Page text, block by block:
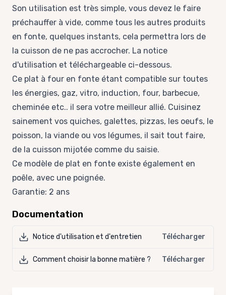
Son utilisation est très simple, vous devez le faire
préchauffer à vide, comme tous les autres produits
en fonte, quelques instants, cela permettra lors de
la cuisson de ne pas accrocher. La notice
d'utilisation et téléchargeable ci-dessous.
Ce plat à four en fonte étant compatible sur toutes
les énergies, gaz, vitro, induction, four, barbecue,
cheminée etc.. il sera votre meilleur allié. Cuisinez
sainement vos quiches, galettes, pizzas, les oeufs, le
poisson, la viande ou vos légumes, il sait tout faire,
de la cuisson mijotée comme du saisie.
Ce modèle de plat en fonte existe également en
poêle, avec une poignée.
Garantie: 2 ans
Documentation
Notice d'utilisation et d'entretien Télécharger
Comment choisir la bonne matière ? Télécharger